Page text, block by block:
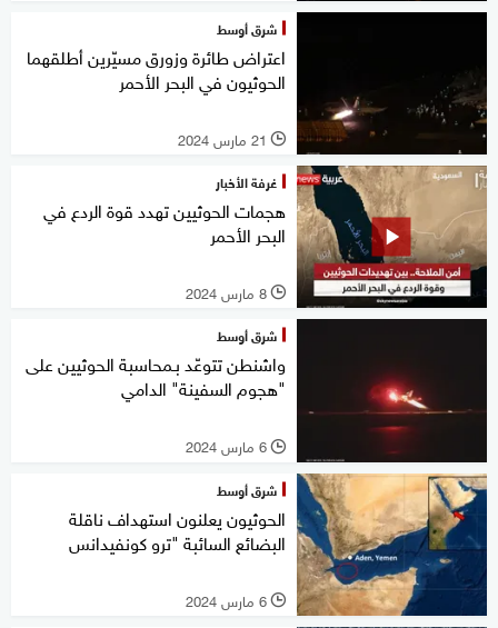
شرق أوسط
اعتراض طائرة وزورق مسيّرين أطلقهما
الحوثيون في البحر الأحمر
l 21 مارس 2024
غرفة الأخبار
هجمات الحوثيين تهدد قوة الردع في
البحر الأحمر
l 8 مارس 2024
شرق أوسط
واشنطن تتوعّد بـمحاسبة الحوثيين على
"هجوم السفينة" الدامي
l 6 مارس 2024
شرق أوسط
الحوثيون يعلنون استهداف ناقلة
البضائع السائبة "ترو كونفيدانس
l 6 مارس 2024